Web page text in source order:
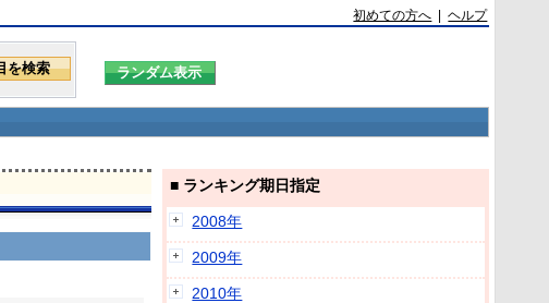
初めての方へ |ヘルプ
■ ランキング期日指定
2008年
2009年
2010年